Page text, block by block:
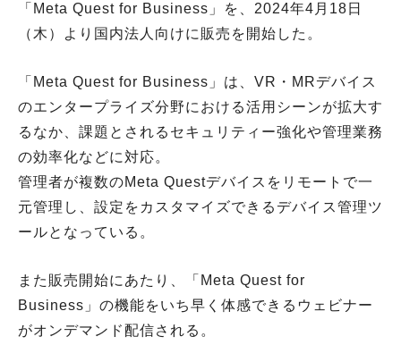
「Meta Quest for Business」を、2024年4月18日
（木）より国内法人向けに販売を開始した。
「Meta Quest for Business」は、VR・MRデバイス
のエンタープライズ分野における活用シーンが拡大す
るなか、課題とされるセキュリティー強化や管理業務
の効率化などに対応。
管理者が複数のMeta Questデバイスをリモートで一
元管理し、設定をカスタマイズできるデバイス管理ツ
ールとなっている。
また販売開始にあたり、「Meta Quest for
Business」の機能をいち早く体感できるウェビナー
がオンデマンド配信される。